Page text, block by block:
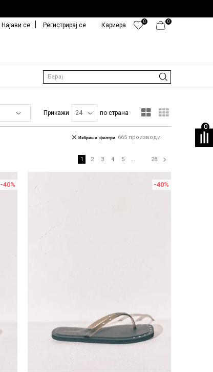
0
0
Кариера
Најави се Регистрирај се
Барај
0
Прикажи по страна
665 производи
Избриши филтри
1 2 3 4 5 ... 28
-40% -40%